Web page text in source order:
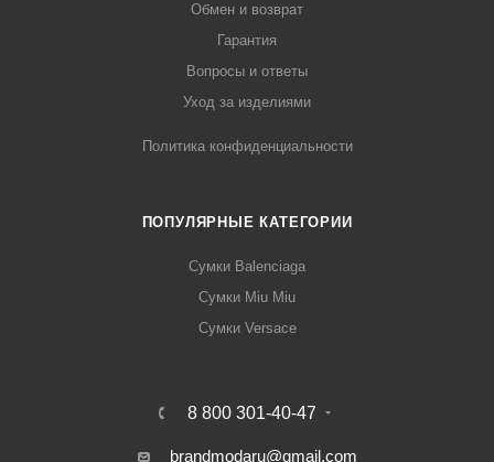
Обмен и возврат
Гарантия
Вопросы и ответы
Уход за изделиями
Политика конфиденциальности
ПОПУЛЯРНЫЕ КАТЕГОРИИ
Сумки Balenciaga
Сумки Miu Miu
Сумки Versace
8 800 301-40-47
brandmodaru@gmail.com